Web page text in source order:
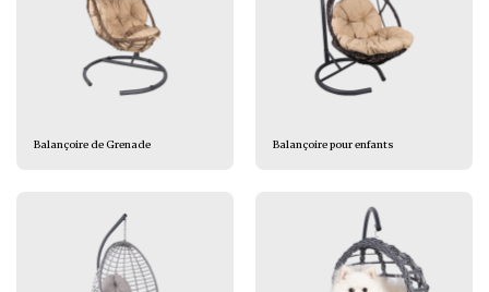
Balançoire de Grenade Balançoire pour enfants